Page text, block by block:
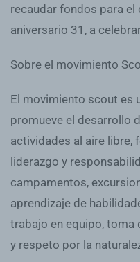
recaudar fondos para
aniversario 31, a
Sobre el movimiento
El movimiento scout es
promueve el desarrollo
actividades al aire libre,
liderazgo y
campamentos,
aprendizaje de
trabajo en equipo, toma
y respeto por la